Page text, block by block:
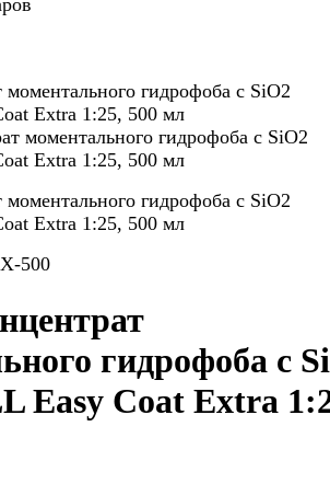
моментального гидрофоба c SiO2
Extra 1:25, 500 мл
моментального гидрофоба c SiO2
Extra 1:25, 500 мл
500
гидрофоба c
Easy Coat Extra